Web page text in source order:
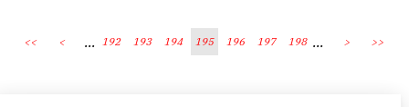
<< < ... 192 193 194 195 196 197 198 ... > >>